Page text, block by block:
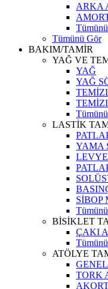
ARKA
Tümünü Gör
BAKIM/TAMİR
YAĞ VE
YAĞ
YAĞ
LASTİK
YAMA
SİBOP
BİSİKLET
ÇAKI
ATÖLYE
TORK